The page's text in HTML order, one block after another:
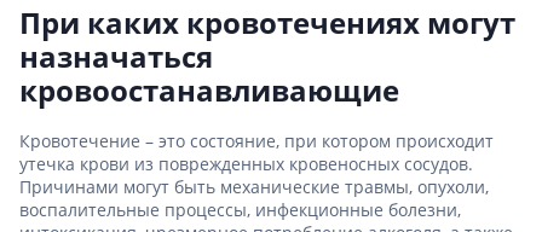
При каких кровотечениях могут
назначаться
кровоостанавливающие
Кровотечение – это состояние, при котором происходит
утечка крови из поврежденных кровеносных сосудов.
Причинами могут быть механические травмы, опухоли,
воспалительные процессы, инфекционные болезни,